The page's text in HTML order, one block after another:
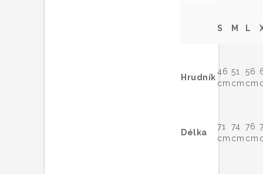
S M L
Hrudník
46
cm
51
cm
56
cm
Délka
71
cm
74
cm
76
cm